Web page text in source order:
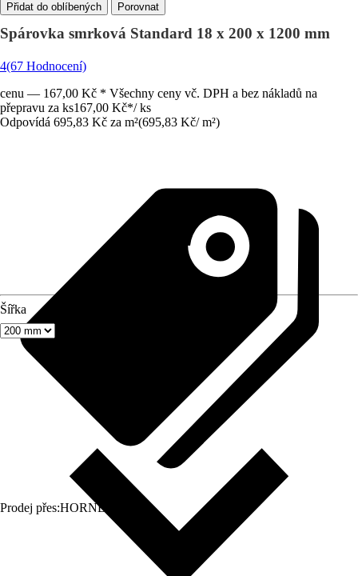
Porovnat
Spárovka smrková Standard 18 x 200 x 1200 mm
4(67 Hodnocení)
cenu — 167,00 Kč * Všechny ceny vč. DPH a bez nákladů na
přepravu za ks167,00 Kč*/ ks
Odpovídá 695,83 Kč za m²(695,83 Kč/ m²)
Prodej přes:HORNBACH
Šířka